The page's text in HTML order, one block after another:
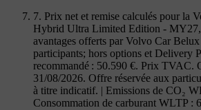
7. Prix net et remise calculés pour la
Hybrid Ultra Limited Edition - MY27,
avantages offerts par Volvo Car
participants; hors options et Delivery
recommandé : 50.590 €. Prix TVAC.
31/08/2026. Offre réservée aux
à titre indicatif. | Emissions de CO₂
Consommation de carburant WLTP :